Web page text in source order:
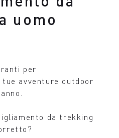
uomo
per
avventure outdoor
da trekking